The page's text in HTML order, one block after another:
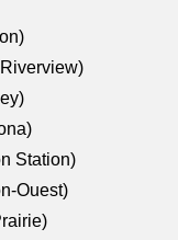
Station)
Ouest)